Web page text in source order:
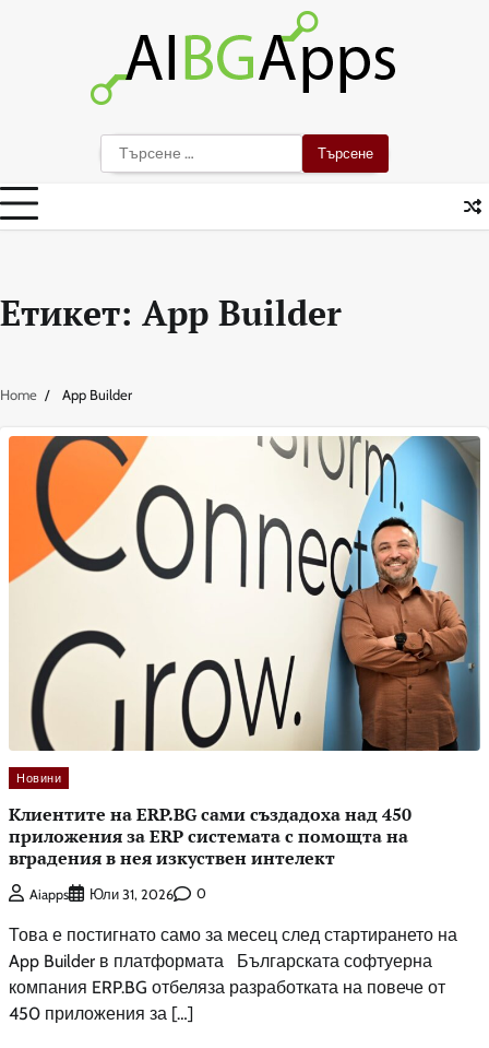
Търсене
за:
Етикет: App Builder
Home App Builder
Новини
Клиентите на ERP.BG сами създадоха над 450
приложения за ERP системата с помощта на
вградения в нея изкуствен интелект
Aiapps Юли 31, 2026 0
Това е постигнато само за месец след стартирането на
App Builder в платформата Българската софтуерна
компания ERP.BG отбеляза разработката на повече от
450 приложения за […]